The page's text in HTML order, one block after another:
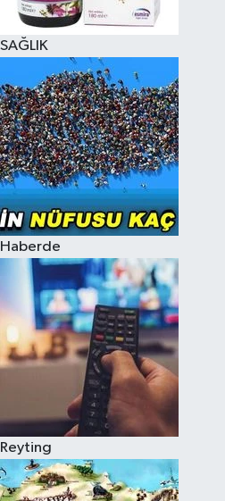
SAĞLIK
Haberde
Reyting